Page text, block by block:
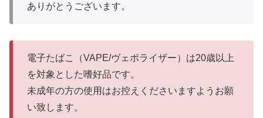
ありがとうございます。
電子たばこ（VAPE/ヴェポライザー）は20歳以上
を対象とした嗜好品です。
未成年の方の使用はお控えくださいますようお願
い致します。